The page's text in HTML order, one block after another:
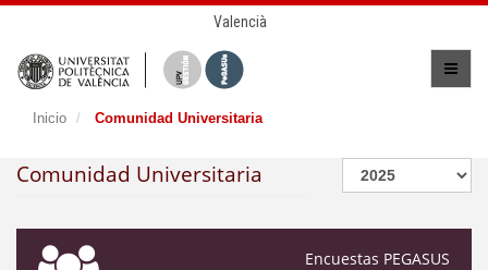
Valencià
Inicio Comunidad Universitaria
Comunidad Universitaria
Encuestas PEGASUS